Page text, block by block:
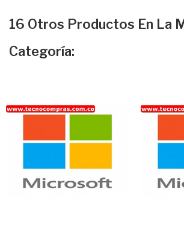
16 Otros Productos En La
Categoría: